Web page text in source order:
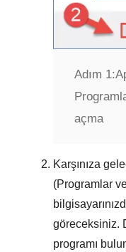
Adım 1:
açma
Karşınıza
(Programlar
göreceksiniz.
programı